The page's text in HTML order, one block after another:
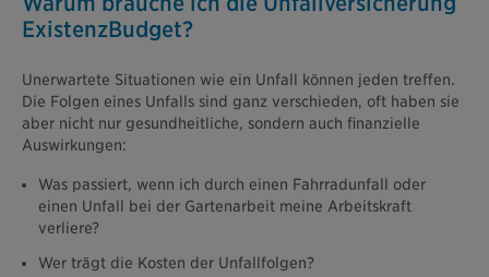
ExistenzBudget?
Unerwartete Situationen wie ein Unfall können jeden treffen.
Die Folgen eines Unfalls sind ganz verschieden, oft haben sie
aber nicht nur gesundheitliche, sondern auch finanzielle
Auswirkungen:
Was passiert, wenn ich durch einen Fahrradunfall oder
einen Unfall bei der Gartenarbeit meine Arbeitskraft
verliere?
Wer trägt die Kosten der Unfallfolgen?